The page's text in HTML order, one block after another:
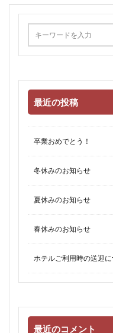
最近の投稿
卒業おめでとう！
冬休みのお知らせ
夏休みのお知らせ
春休みのお知らせ
ホテルご利用時の送迎
最近のコメント